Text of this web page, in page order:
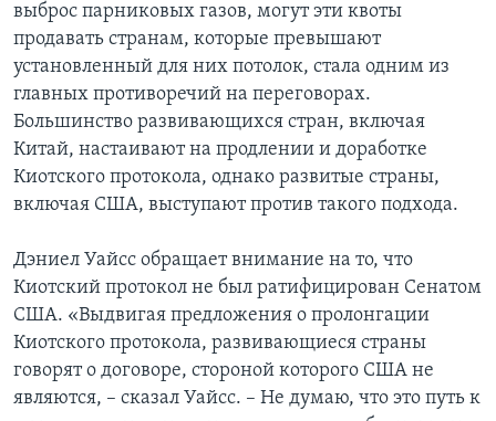
выброс парниковых газов, могут эти квоты
продавать странам, которые превышают
установленный для них потолок, стала одним из
главных противоречий на переговорах.
Большинство развивающихся стран, включая
Китай, настаивают на продлении и доработке
Киотского протокола, однако развитые страны,
включая США, выступают против такого подхода.
Дэниел Уайсс обращает внимание на то, что
Киотский протокол не был ратифицирован Сенатом
США. «Выдвигая предложения о пролонгации
Киотского протокола, развивающиеся страны
говорят о договоре, стороной которого США не
являются, – сказал Уайсс. – Не думаю, что это путь к